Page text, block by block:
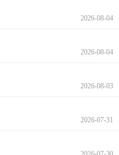
2026-08-04
2026-08-04
2026-08-03
2026-07-31